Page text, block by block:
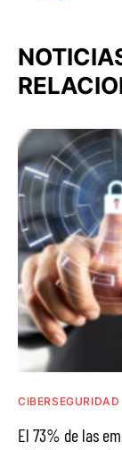
CIBERSEGURIDAD
El 73% de las